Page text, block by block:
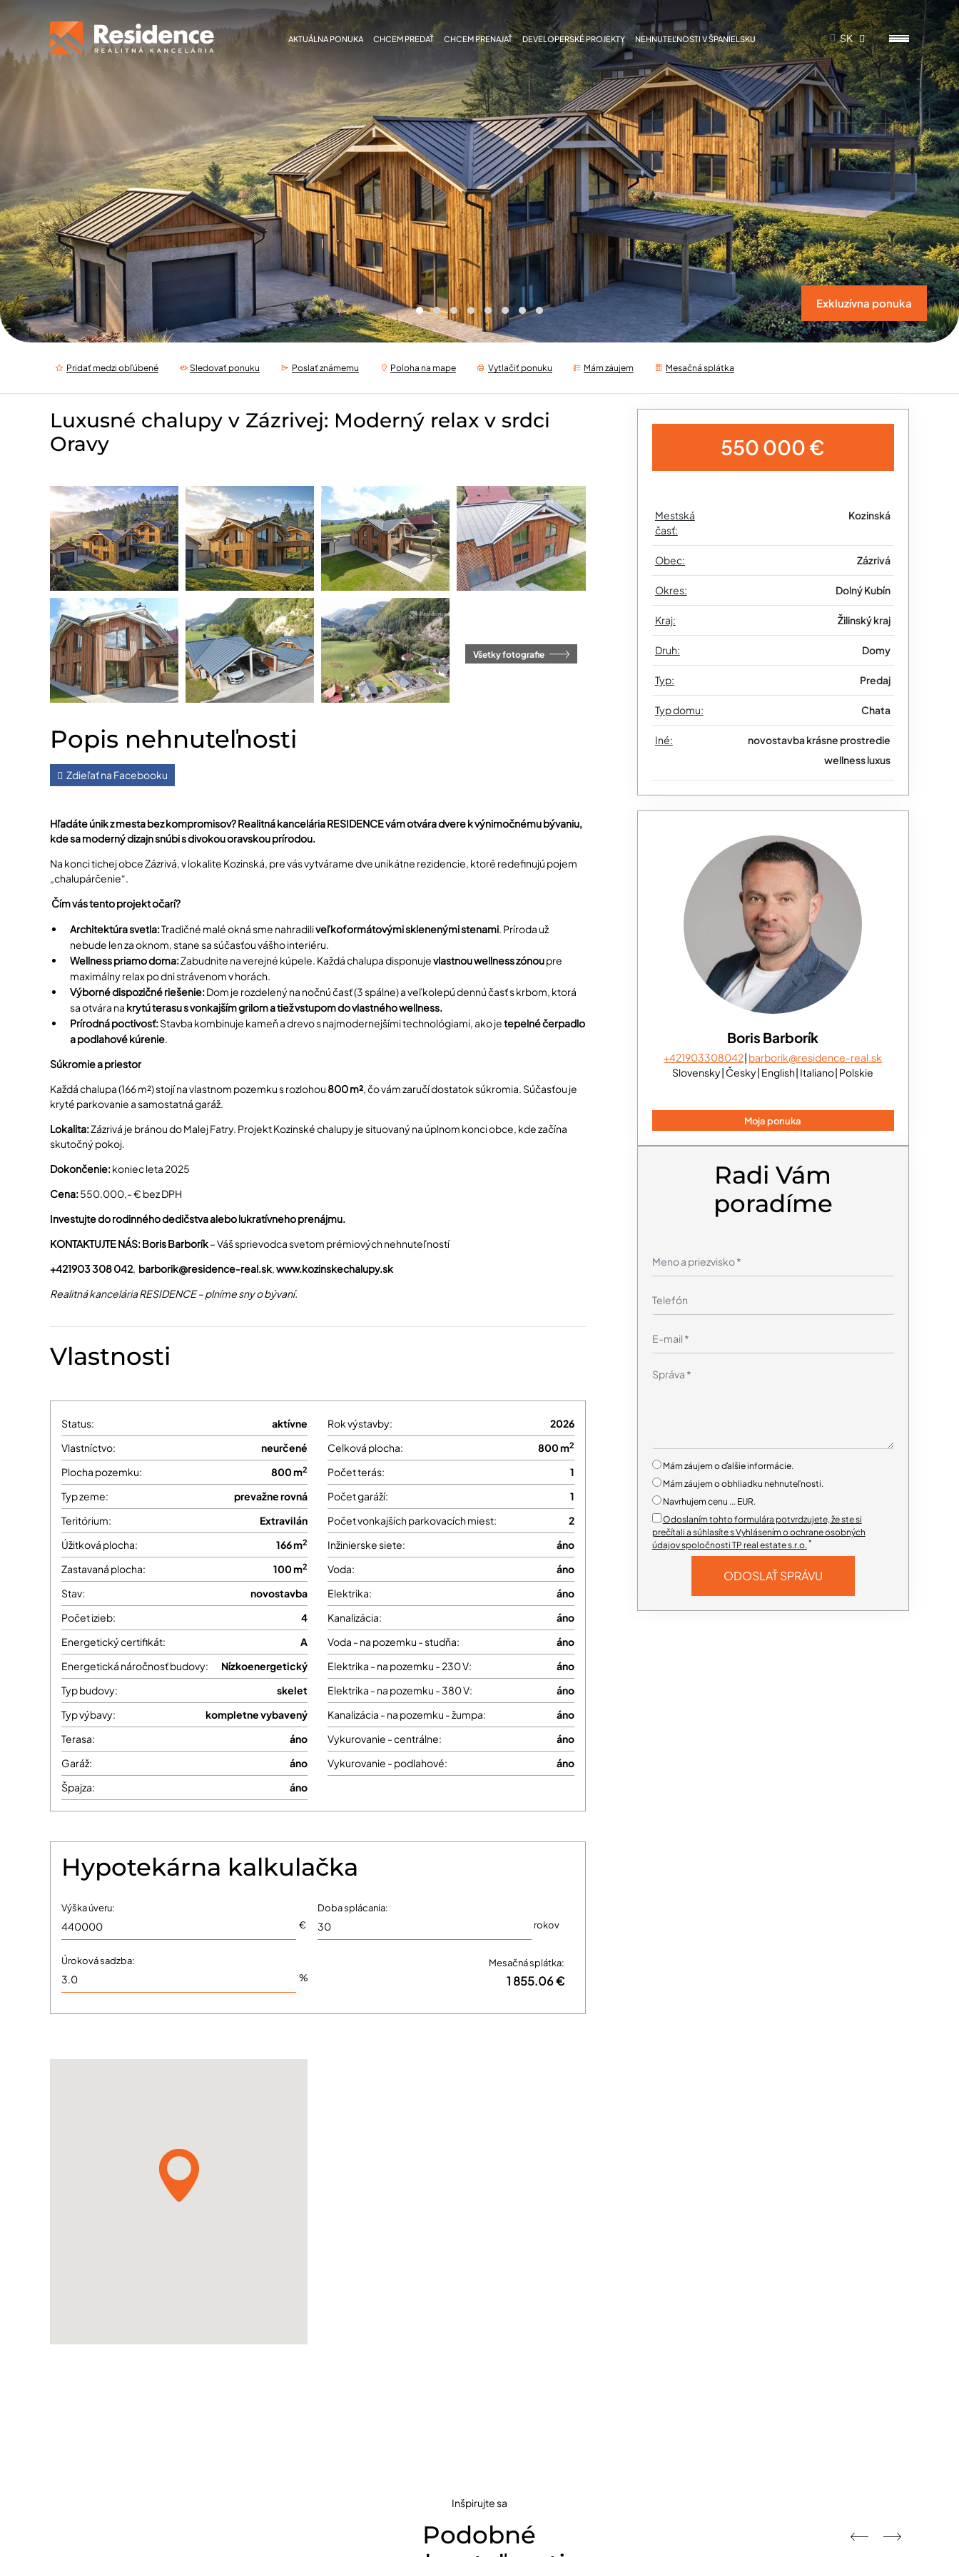
AKTUÁLNA PONUKA CHCEM PREDAŤ CHCEM PRENAJAŤ DEVELOPERSKÉ PROJEKTY NEHNUTEĽNOSTI V ŠPANIELSKU SK
Exkluzívna ponuka
Pridať medzi obľúbené Sledovať ponuku Poslať známemu Poloha na mape Vytlačiť ponuku Mám záujem Mesačná splátka
Luxusné chalupy v Zázrivej: Moderný relax v srdci
Oravy
Všetky fotografie
Popis nehnuteľnosti
Zdieľať na Facebooku
Hľadáte únik z mesta bez kompromisov? Realitná kancelária RESIDENCE vám otvára dvere k výnimočnému bývaniu,
kde sa moderný dizajn snúbi s divokou oravskou prírodou.
Na konci tichej obce Zázrivá, v lokalite Kozinská, pre vás vytvárame dve unikátne rezidencie, ktoré redefinujú pojem
„chalupárčenie“.
Čím vás tento projekt očarí?
Architektúra svetla:Tradičné malé okná sme nahradiliveľkoformátovými sklenenými stenami. Príroda už
nebude len za oknom, stane sa súčasťou vášho interiéru.
Wellness priamo doma:Zabudnite na verejné kúpele. Každá chalupa disponujevlastnou wellness zónoupre
maximálny relax po dni strávenom v horách.
Výborné dispozičné riešenie:Dom je rozdelený na nočnú časť (3 spálne) a veľkolepú dennú časť s krbom, ktorá
sa otvára na krytú terasu s vonkajším grilom a tiež vstupom do vlastného wellness.
Prírodná poctivosť:Stavba kombinuje kameň a drevo s najmodernejšími technológiami, ako jetepelné čerpadlo
a podlahové kúrenie.
Súkromie a priestor
Každá chalupa (166 m²) stojí na vlastnom pozemku s rozlohou 800 m², čo vám zaručí dostatok súkromia. Súčasťou je
kryté parkovanie a samostatná garáž.
Lokalita:Zázrivá je bránou do Malej Fatry. Projekt Kozinské chalupy je situovaný na úplnom konci obce, kde začína
skutočný pokoj.
Dokončenie:koniec leta 2025
Cena:550.000,- € bez DPH
Investujte do rodinného dedičstva alebo lukratívneho prenájmu.
KONTAKTUJTE NÁS:Boris Barborík– Váš sprievodca svetom prémiových nehnuteľností
+421903 308 042, barborik@residence-real.sk,www.kozinskechalupy.sk
Realitná kancelária RESIDENCE – plníme sny o bývaní.
Vlastnosti
Status:
aktívne
Vlastníctvo:
neurčené
Plocha pozemku:
800 m2
Typ zeme:
prevažne rovná
Teritórium:
Extravilán
Úžitková plocha:
166 m2
Zastavaná plocha: 100 m2
Stav:
novostavba
Počet izieb:
4
Energetický certifikát:
A
Energetická náročnosť budovy:
Nízkoenergetický
Typ budovy:
skelet
Typ výbavy:
kompletne vybavený
Terasa:
áno
Garáž:
áno
Špajza:
áno
Rok výstavby:
2026
Celková plocha:
800 m2
Počet terás:
1
Počet garáží:
1
Počet vonkajších parkovacích miest:
2
Inžinierske siete:
áno
Voda:
áno
Elektrika:
áno
Kanalizácia:
áno
Voda - na pozemku - studňa:
áno
Elektrika - na pozemku - 230 V:
áno
Elektrika - na pozemku - 380 V:
áno
Kanalizácia - na pozemku - žumpa:
áno
Vykurovanie - centrálne:
áno
Vykurovanie - podlahové:
áno
Hypotekárna kalkulačka
Výška úveru:
€
Doba splácania:
rokov
Úroková sadzba:
%
Mesačná splátka:
1 855.06 €
550 000 €
Mestská
časť:
Kozinská
Obec: Zázrivá
Okres: Dolný Kubín
Kraj: Žilinský kraj
Druh: Domy
Typ: Predaj
Typ domu: Chata
Iné: novostavbakrásne prostredie
wellnessluxus
Boris Barborík
+421903308042 barborik@residence-real.sk
Slovensky Česky English Italiano Polskie
Moja ponuka
Radi Vám
poradíme
Mám záujem o ďalšie informácie.
Mám záujem o obhliadku nehnuteľnosti.
Navrhujem cenu ... EUR.
Odoslaním tohto formulára potvrdzujete, že ste si
prečítali a súhlasíte s Vyhlásením o ochrane osobných
údajov spoločnosti TP real estate s.r.o. *
Inšpirujte sa
Podobné